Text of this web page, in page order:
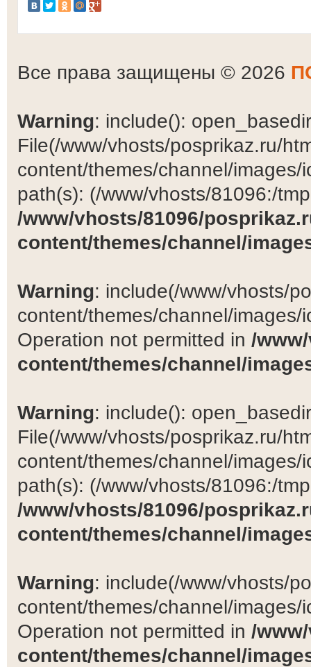
Все права защищены © 2026
Warning: include():
File(/www/vhosts/posprikaz.ru/
content/themes/channel/
path(s): (/www/vhosts/81096:/
/www/vhosts/81096/
content/themes/channel/
Warning: include(/www/vhosts/
content/themes/channel/
Operation not permitted in /
content/themes/channel/
Warning: include():
File(/www/vhosts/posprikaz.ru/
content/themes/channel/
path(s): (/www/vhosts/81096:/
/www/vhosts/81096/
content/themes/channel/
Warning: include(/www/vhosts/
content/themes/channel/
Operation not permitted in /
content/themes/channel/